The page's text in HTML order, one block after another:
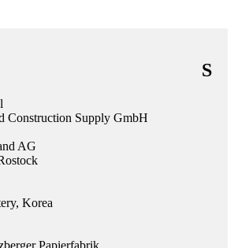
S
Construction Supply GmbH
AG
Korea
Papierfabrik